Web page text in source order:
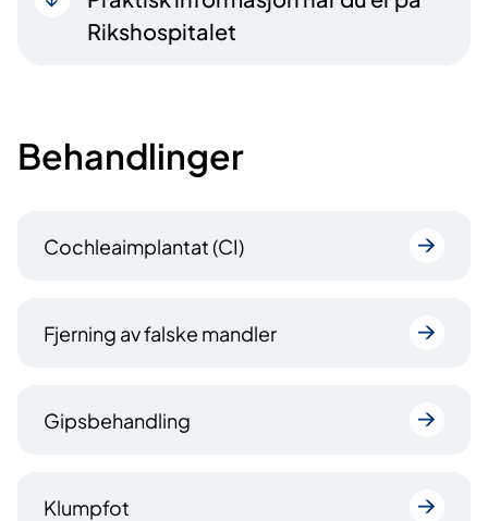
Rikshospitalet
Behandlinger
Cochleaimplantat (CI)
Fjerning av falske mandler
Gipsbehandling
Klumpfot